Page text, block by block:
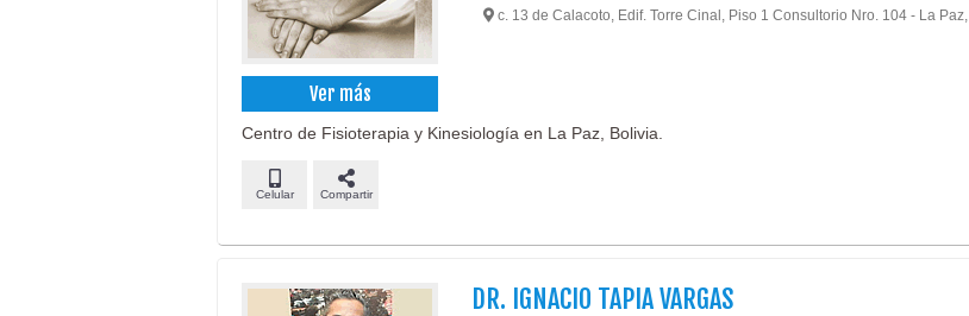
Ver más
c. 13 de Calacoto, Edif. Torre Cinal, Piso 1 Consultorio Nro. 104 - La Paz,
Centro de Fisioterapia y Kinesiología en La Paz, Bolivia.
Celular Compartir
DR. IGNACIO TAPIA VARGAS